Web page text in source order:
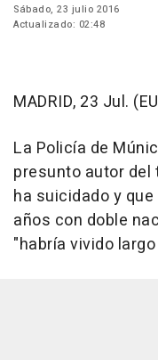
Sábado, 23 julio 2016
Actualizado: 02:48
MADRID, 23 Jul.
La Policía de
presunto autor del
ha suicidado y
años con doble
"habría vivido